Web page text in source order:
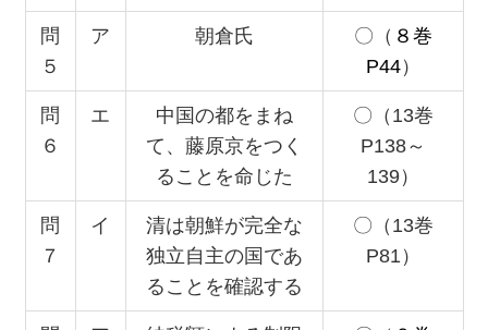
問
５
ア 朝倉氏 〇（ ８巻
P44）
問
６
エ
中国の都をまね
て、藤原京をつく
ることを命じた
〇（13巻
P138～
139）
問
７
イ
清は朝鮮が完全な
独立自主の国であ
ることを確認する
〇（13巻
P81）